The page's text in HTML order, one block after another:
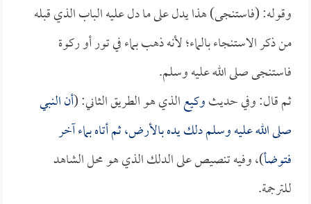
وقوله: (فاستنجى) هذا يدل على ما دل عليه الباب الذي قبله
من ذكر الاستنجاء بالماء؛ لأنه ذهب بماء في تور أو ركوة
فاستنجى صلى الله عليه وسلم.
ثم قال: وفي حديثوكيعالذي هو الطريق الثاني: (أن النبي
صلى الله عليه وسلم دلك يده بالأرض، ثم أتاه بماء آخر
فتوضأ)، وفيه تنصيص على الدلك الذي هو محل الشاهد
للترجمة.